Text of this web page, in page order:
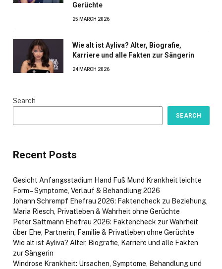
Gerüchte
25 MARCH 2026
Wie alt ist Ayliva? Alter, Biografie,
Karriere und alle Fakten zur Sängerin
24 MARCH 2026
Search
SEARCH
Recent Posts
Gesicht Anfangsstadium Hand Fuß Mund Krankheit leichte
Form – Symptome, Verlauf & Behandlung 2026
Johann Schrempf Ehefrau 2026: Faktencheck zu Beziehung,
Maria Riesch, Privatleben & Wahrheit ohne Gerüchte
Peter Sattmann Ehefrau 2026: Faktencheck zur Wahrheit
über Ehe, Partnerin, Familie & Privatleben ohne Gerüchte
Wie alt ist Ayliva? Alter, Biografie, Karriere und alle Fakten
zur Sängerin
Windrose Krankheit: Ursachen, Symptome, Behandlung und